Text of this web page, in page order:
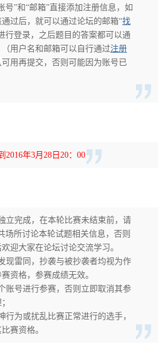
号”和“邮箱”直接添加注册信息，如
过后，就可以通过论坛的邮箱“找
行登录，之后题目的答案都可以通
用户名和邮箱可以自行通过注册
用再提交，否则可能因为账号已
2016年3月28日20：00
立完成，在本轮比赛未结束前，请
场所讨论本轮试题相关信息，否则
迎大家在论坛讨论交流学习。
现雷同，抄袭与被抄袭者均视为作
资格，参赛成绩无效。
账号进行参赛，否则立即取消其参
行为或扰乱比赛正常进行的选手，
赛资格。